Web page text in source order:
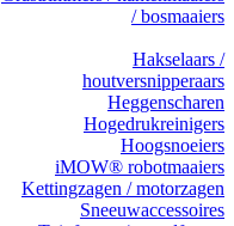
/ bosmaaiers
Hakselaars /
houtversnipperaars
Heggenscharen
Hogedrukreinigers
Hoogsnoeiers
iMOW® robotmaaiers
Kettingzagen / motorzagen
Sneeuwaccessoires